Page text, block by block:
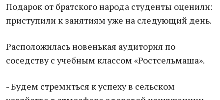
Подарок от братского народа студенты оценили:
приступили к занятиям уже на следующий день.
Расположилась новенькая аудитория по
соседству с учебным классом «Ростсельмаша».
- Будем стремиться к успеху в сельском